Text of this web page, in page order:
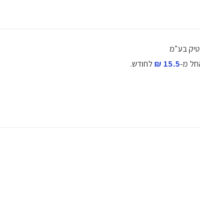
בע"מ
מ-15.5 ₪ לחודש.